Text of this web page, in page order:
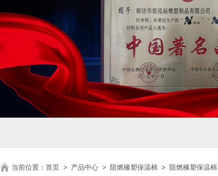
当前位置： 首页 > 产品中心 > 阻燃橡塑保温棉 > 阻燃橡塑保温棉